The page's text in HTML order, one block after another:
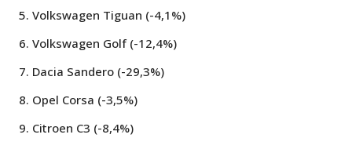
Volkswagen Tiguan (-4,1%)
Volkswagen Golf (-12,4%)
Dacia Sandero (-29,3%)
Opel Corsa (-3,5%)
Citroen C3 (-8,4%)